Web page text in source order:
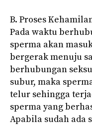
B. Proses
Pada waktu
sperma akan
bergerak menuju
berhubungan
subur, maka
telur sehingga
sperma yang
Apabila sudah ada